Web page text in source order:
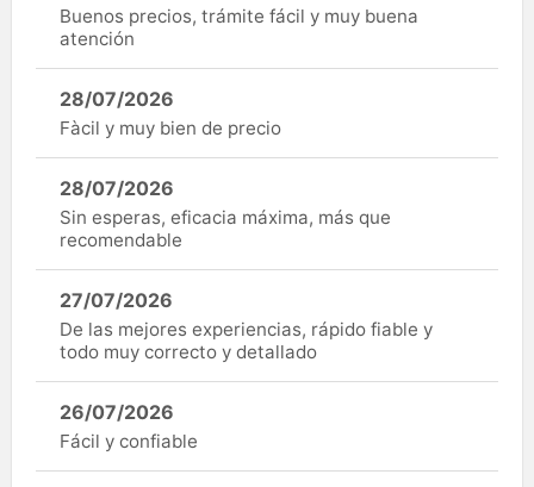
Buenos precios, trámite fácil y muy buena
atención
28/07/2026
Fàcil y muy bien de precio
28/07/2026
Sin esperas, eficacia máxima, más que
recomendable
27/07/2026
De las mejores experiencias, rápido fiable y
todo muy correcto y detallado
26/07/2026
Fácil y confiable